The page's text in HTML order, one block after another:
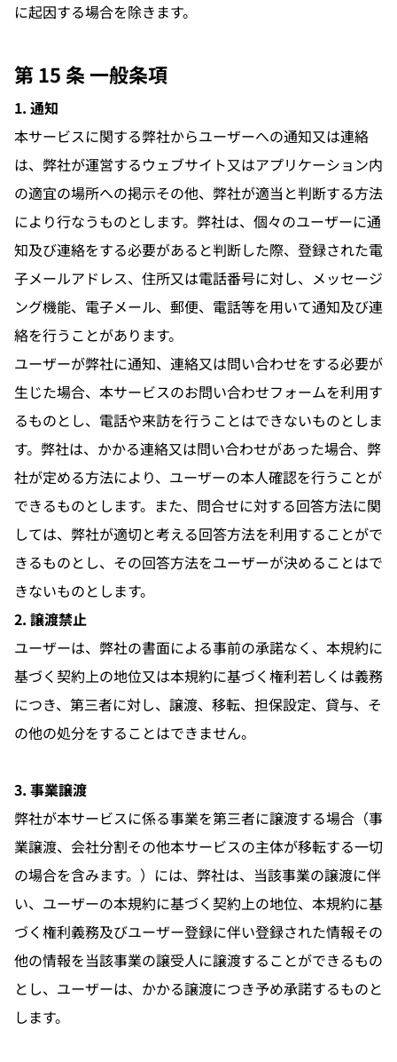
に起因する場合を除きます。
第 15 条 一般条項
1. 通知
本サービスに関する弊社からユーザーへの通知又は連絡
は、弊社が運営するウェブサイト又はアプリケーション内
の適宜の場所への掲示その他、弊社が適当と判断する方法
により行なうものとします。弊社は、個々のユーザーに通
知及び連絡をする必要があると判断した際、登録された電
子メールアドレス、住所又は電話番号に対し、メッセージ
ング機能、電子メール、郵便、電話等を用いて通知及び連
絡を行うことがあります。
ユーザーが弊社に通知、連絡又は問い合わせをする必要が
生じた場合、本サービスのお問い合わせフォームを利用す
るものとし、電話や来訪を行うことはできないものとしま
す。弊社は、かかる連絡又は問い合わせがあった場合、弊
社が定める方法により、ユーザーの本人確認を行うことが
できるものとします。また、問合せに対する回答方法に関
しては、弊社が適切と考える回答方法を利用することがで
きるものとし、その回答方法をユーザーが決めることはで
きないものとします。
2. 譲渡禁止
ユーザーは、弊社の書面による事前の承諾なく、本規約に
基づく契約上の地位又は本規約に基づく権利若しくは義務
につき、第三者に対し、譲渡、移転、担保設定、貸与、そ
の他の処分をすることはできません。
3. 事業譲渡
弊社が本サービスに係る事業を第三者に譲渡する場合（事
業譲渡、会社分割その他本サービスの主体が移転する一切
の場合を含みます。）には、弊社は、当該事業の譲渡に伴
い、ユーザーの本規約に基づく契約上の地位、本規約に基
づく権利義務及びユーザー登録に伴い登録された情報その
他の情報を当該事業の譲受人に譲渡することができるもの
とし、ユーザーは、かかる譲渡につき予め承諾するものと
します。